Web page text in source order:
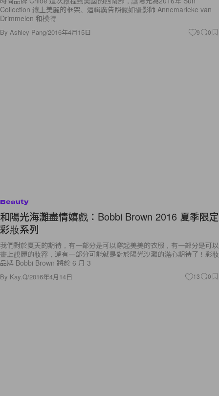
Collection 鑲上美麗的框架。這輯廣告照儼如攝影師 Annemarieke van
Drimmelen 和模特
By Ashley Pang/2016年4月15日 9 0
Beauty
和陽光海灘盡情嬉戲：Bobbi Brown 2016 夏季限定
彩妝系列
我們對於夏天的期待，有一部分是可以穿起美美的衣服，有一部分是可以
畫上靚麗的妝容，還有一部分可能就是對於陽光沙灘的滿心期待了！彩妝
品牌 Bobbi Brown 將於 6 月 3
By Kay.Q/2016年4月14日 13 0